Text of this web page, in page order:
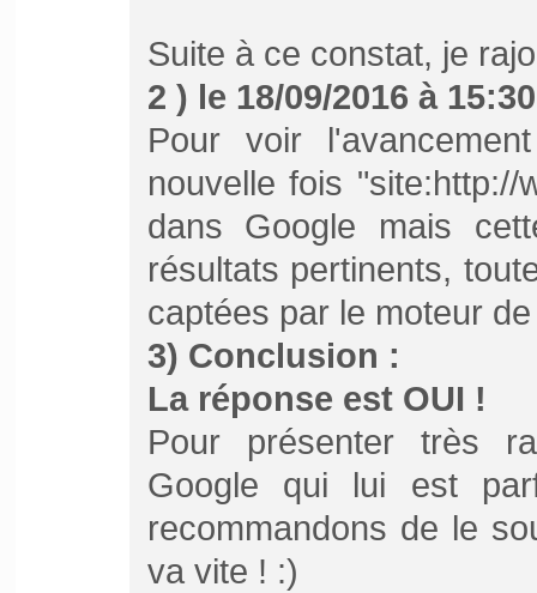
Suite à ce constat, je
2 ) le 18/09/2016 à
Pour voir
nouvelle fois "site:http://
dans Google mais
résultats pertinents,
captées par le moteur
3) Conclusion :
La réponse est OUI !
Pour présenter très
Google qui lui est
recommandons de le
va vite ! :)